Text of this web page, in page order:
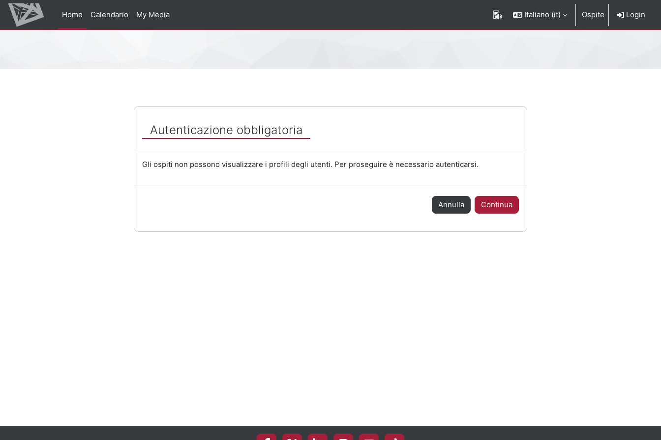
Vai al contenuto principale
Home
Calendario My Media Italiano ‎(it)‎ Ospite Login
Autenticazione obbligatoria
Gli ospiti non possono visualizzare i profili degli utenti. Per proseguire è necessario autenticarsi.
Annulla Continua